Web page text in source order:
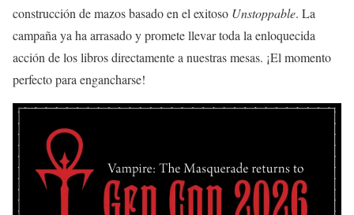
construcción de mazos basado en el exitoso Unstoppable. La
campaña ya ha arrasado y promete llevar toda la enloquecida
acción de los libros directamente a nuestras mesas. ¡El momento
perfecto para engancharse!